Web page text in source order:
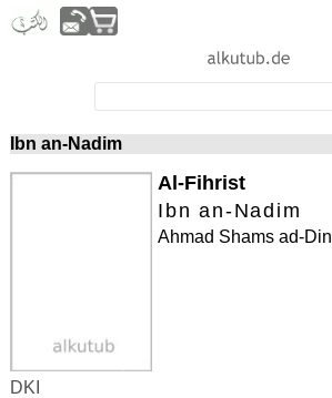
Ibn an-Nadim
Al-Fihrist
Ibn an-Nadim
Ahmad Shams ad-Din
DKI